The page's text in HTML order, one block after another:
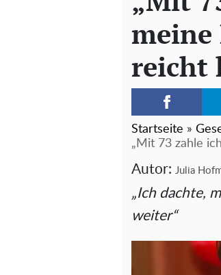
meine
reicht
Startseite »
„Mit 73 zahle
Autor: Julia
„Ich dachte,
weiter“